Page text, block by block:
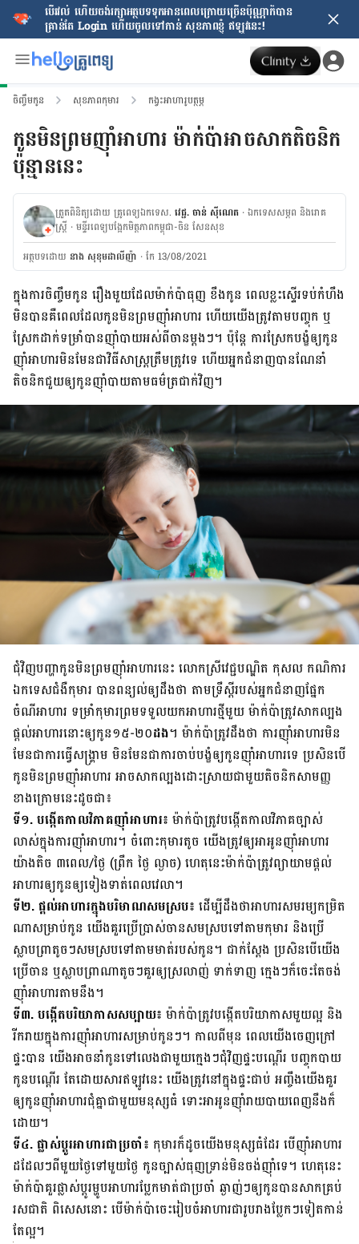
បើរវល់ ហើយចង់​រក្សាអត្ថបទទុកអានពេលក្រោយ​ច្រើនប៉ុណ្ណាក៏បាន
គ្រាន់តែ​ Login ហើយចូលទៅកាន់ សុខភាពខ្ញុំ ឥឡូវនេះ!
ចិញ្ចឹមកូន សុខភាពកុមារ កង្វះអាហារូបត្ថម្ភ
កូនមិនព្រមញ៉ាំអាហារ ម៉ាក់ប៉ាអាចសាកតិចនិក
ប៉ុន្មាននេះ
ត្រួតពិនិត្យដោយ គ្រូពេទ្យឯកទេស. វេជ្ជ. ចាន់ ស៊ីណេត · ឯកទេសសម្ភព និងរោគ
ស្ត្រី · ម​ន្ទីរពេទ្យបង្អែកមិត្តភាពកម្ពុជា-ចិន សែនសុខ
អត្ថបទ​ដោយ នាង សុខុមដាលីញ៉ា ·កែ 13/08/2021
ក្នុង​ការ​ចិញ្ចឹម​កូន រឿង​មួយ​ដែល​ម៉ាក់​ប៉ា​ធុញ ខឹង​កូន ពេល​ខ្លះ​ស្ទើរ​ទប់​កំហឹង​
មិន​បាន​គឺ​ពេល​ដែល​កូន​មិន​ព្រម​ញ៉ាំ​អាហារ ហើយ​យើង​ត្រូវ​តាម​បញ្ចុក ឬ​
ស្រែក​ដាក់​ទម្រាំ​បាន​ញ៉ាំ​បាយ​អស់​ពី​ចាន​ម្ដងៗ។ ប៉ុន្តែ ការ​ស្រែក​បង្ខំ​ឲ្យ​កូន​
ញ៉ាំ​អាហារ​មិន​មែន​ជា​វិធីសាស្ត្រ​ត្រឹម​ត្រូវ​ទេ ហើយអ្នក​ជំនាញ​បាន​ណែនាំ​
តិចនិក​ជួយ​ឲ្យ​កូន​ញ៉ាំ​បាយ​តាម​ធម៌​ត្រជាក់វិញ​។
ជុំ​វិញ​បញ្ហា​កូន​មិន​ព្រម​ញ៉ាំ​អាហារ​នេះ លោក​ស្រី​វេជ្ជបណ្ឌិត កុសល កណិការ
ឯកទេស​ជំងឺ​កុមារ បាន​ពន្យល់​ឲ្យ​ដឹង​ថា តាម​ទ្រឹស្ដី​របស់​អ្នក​ជំនាញ​ផ្នែក​
ចំណី​អាហារ ទម្រាំ​កុមារ​ព្រម​ទទួល​យក​អាហារ​ថ្មី​មួយ ម៉ាក់​ប៉ា​ត្រូវ​សាក​ល្បង​
ផ្ដល់​អាហារ​នោះ​ឲ្យ​កូន​១៥-២០​ដង។ ម៉ាក់​ប៉ា​ត្រូវ​ដឹង​ថា ការ​ញ៉ាំ​អាហារ​មិន​
មែន​ជា​ការ​ធ្វើ​សង្គ្រាម មិន​មែន​ជា​ការ​ចាប់​បង្ខំ​ឲ្យ​កូន​ញ៉ាំ​អាហារ​ទេ ប្រសិន​បើ​
កូន​មិន​ព្រម​ញ៉ាំ​អាហារ អាច​សាក​ល្បង​ដោះ​ស្រាយ​ជាមួយ​តិចនិក​សាមញ្ញ​
ខាង​ក្រោម​នេះ​ដូច​ជា៖​
ទី១. បង្កើត​កាល​វិភាគ​ញ៉ាំ​អាហារ៖ ម៉ាក់​ប៉ា​ត្រូវ​បង្កើត​កាល​វិភាគ​ច្បាស់​
លាស់​ក្នុង​ការ​ញ៉ាំ​អាហារ។ ចំពោះ​កុមារ​តូច យើង​ត្រូវ​ឲ្យ​អា​អូន​ញ៉ាំ​អាហារ​
យ៉ាង​តិច ៣​ពេល/ថ្ងៃ (ព្រឹក ថ្ងៃ ល្ងាច) ហេតុ​នេះ​ម៉ាក់​ប៉ា​ត្រូវ​ព្យាយាម​ផ្ដល់​
អាហារ​ឲ្យ​កូន​ឲ្យ​ទៀង​ទាត់​ពេល​វេលា។
ទី២. ផ្ដល់​អាហារ​ក្នុង​បរិមាណ​សម​ស្រប៖ ដើម្បី​ដឹង​ថា​អាហារ​សមរម្យ​កម្រិត​
ណា​សម្រាប់​កូន យើង​គួរ​ប្រើ​ប្រាស់​ចាន​សម​ស្រប​ទៅ​តាម​កុមារ និង​ប្រើ​
ស្លាបព្រា​តូច​ៗ​សម​ស្រប​ទៅ​តាម​មាត់​របស់​កូន។ ជាក់​ស្ដែង ប្រសិន​បើ​យើង​
ប្រើ​ចាន ឬ​ស្លាបព្រា​ណា​តូច​ៗ​គួរ​ឲ្យ​ស្រលាញ់ ទាក់​ទាញ ក្មេង​ៗ​ក៏​ចេះ​តែ​ចង់​
ញ៉ាំ​អាហារ​តាម​នឹង។
ទី៣. បង្កើត​បរិយាកាស​សប្បាយ៖ ម៉ាក់​ប៉ា​ត្រូវ​បង្កើត​បរិយាកាស​មួយ​ល្អ និង​
រីក​រាយ​ក្នុង​ការ​ញ៉ាំ​អាហារ​សម្រាប់​កូន​ៗ។ កាល​ពី​មុន ពេល​យើង​ចេញ​ក្រៅ​
ផ្ទះ​បាន យើង​អាច​នាំ​កូន​ទៅ​លេង​ជា​មួយ​ក្មេង​ៗ​ជុំ​វិញ​ផ្ទះ​បណ្ដើរ បញ្ចុក​បាយ​
កូន​បណ្ដើរ តែ​ដោយ​សារ​ឥឡូវ​នេះ យើង​ត្រូវ​នៅ​ក្នុង​ផ្ទះ​ជាប់ អញ្ចឹង​យើង​គួរ​
ឲ្យ​កូន​ញ៉ាំ​អាហារ​ជុំ​គ្នា​ជា​មួយ​មនុស្ស​ធំ ទោះ​អា​អូន​ញ៉ាំ​រាយ​បាយ​ពេញ​នឹង​ក៏​
ដោយ។
ទី​៤. ផ្លាស់​ប្ដូរ​អាហារ​ជា​ប្រចាំ៖ កុមារ​ក៏​ដូច​យើង​មនុស្ស​ធំ​ដែរ បើ​ញ៉ាំ​អាហារ​
ដដែល​ៗ​ពី​មួយ​ថ្ងៃ​ទៅ​មួយ​ថ្ងៃ កូន​ច្បាស់​ធុញ​ទ្រាន់​មិន​ចង់​ញ៉ាំ​ទេ។ ហេតុ​នេះ
ម៉ាក់​ប៉ា​គួរ​ផ្លាស់​ប្ដូរ​ម្ហូប​អាហារ​ប្លែក​មាត់​ជា​ប្រចាំ ឆ្ងាញ់​ៗ​ឲ្យ​កូន​បាន​សាក​គ្រប់​
រសជាតិ ពិសេស​នោះ បើ​ម៉ាក់​ប៉ា​ចេះ​រៀប​ចំ​អាហារ​ជា​រូប​រាង​ប្លែក​ៗ​ទៀត​កាន់​
តែ​ល្អ។